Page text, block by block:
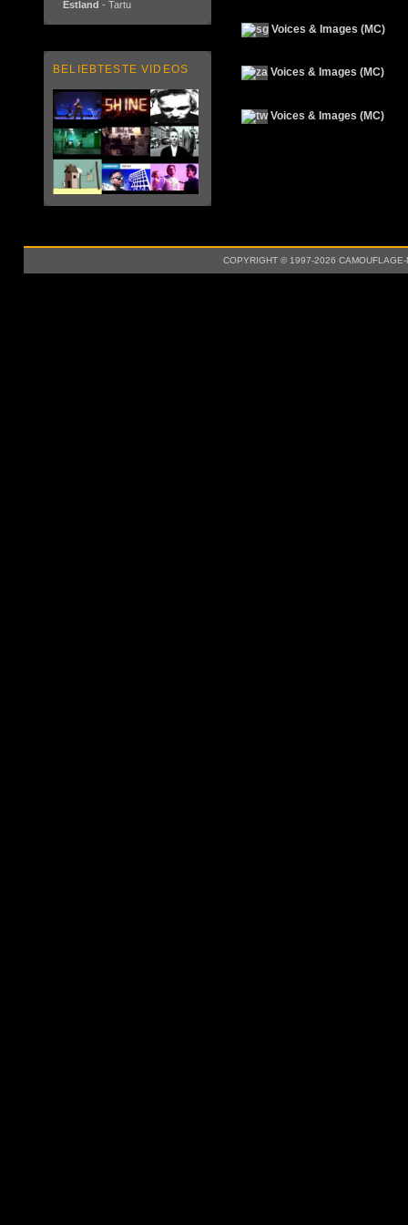
Estland - Tartu
BELIEBTESTE VIDEOS
Voices & Images (MC)
Voices & Images (MC)
Voices & Images (MC)
COPYRIGHT © 1997-2026 CAMOUFLAGE-